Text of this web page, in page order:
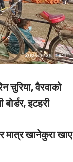
चुरिया, वैरवाको
इटहरी
मात्र खानेकुरा खाए